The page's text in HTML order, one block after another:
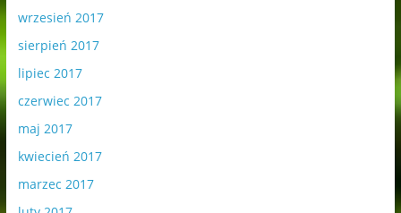
wrzesień 2017
sierpień 2017
lipiec 2017
czerwiec 2017
maj 2017
kwiecień 2017
marzec 2017